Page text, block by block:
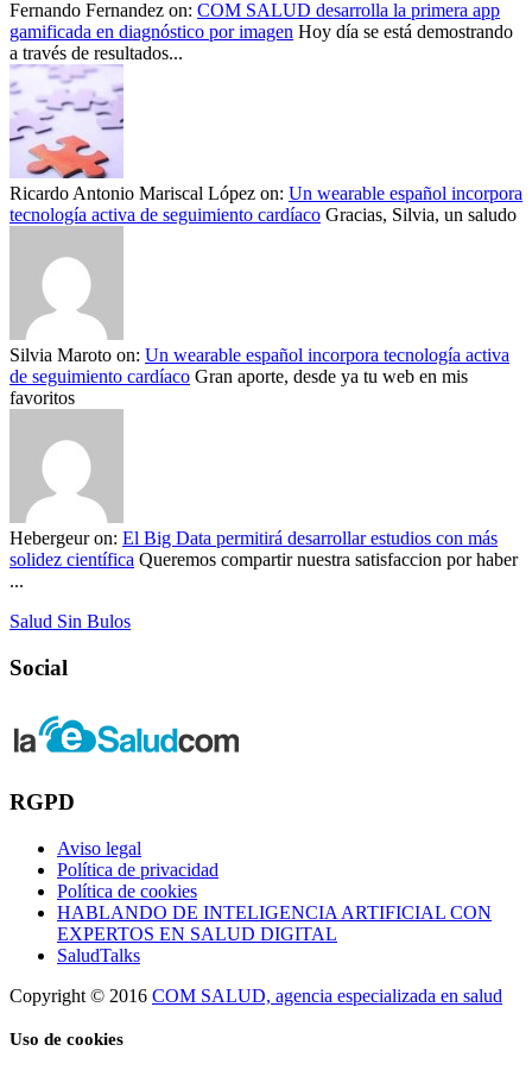
Fernando Fernandez on: COM SALUD desarrolla la primera app
gamificada en diagnóstico por imagen Hoy día se está demostrando
a través de resultados...
Ricardo Antonio Mariscal López on: Un wearable español incorpora
tecnología activa de seguimiento cardíaco Gracias, Silvia, un saludo
Silvia Maroto on: Un wearable español incorpora tecnología activa
de seguimiento cardíaco Gran aporte, desde ya tu web en mis
favoritos
Hebergeuron: El Big Data permitirá desarrollar estudios con más
solidez científica Queremos compartir nuestra satisfaccion por haber
...
Salud Sin Bulos
Social
RGPD
Aviso legal
Política de privacidad
Política de cookies
HABLANDO DE INTELIGENCIA ARTIFICIAL CON
EXPERTOS EN SALUD DIGITAL
SaludTalks
Copyright © 2016 COM SALUD, agencia especializada en salud
Uso de cookies